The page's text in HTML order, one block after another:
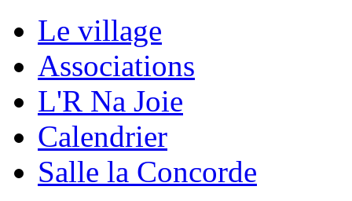
Le village
Associations
L'R Na Joie
Calendrier
Salle la Concorde